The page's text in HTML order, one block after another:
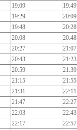
19:09
19:49
19:29
20:09
19:48
20:28
20:08
20:48
20:27
21:07
20:43
21:23
20:59
21:39
21:15
21:55
21:31
22:11
21:47
22:27
22:03
22:43
22:17
22:57